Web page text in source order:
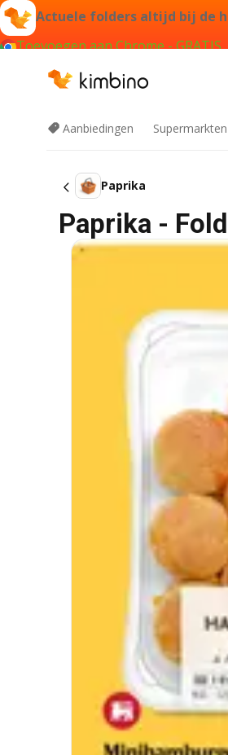
Actuele folders altijd bij de
Toevoegen aan Chrome - GRATIS
Aanbiedingen Supermarkten
Paprika
Paprika -